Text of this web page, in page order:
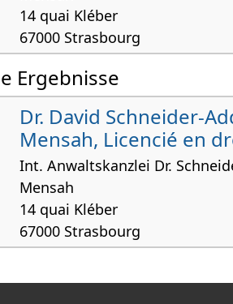
14 quai Kléber
67000 Strasbourg
Droit international privé
Ergebnisse
Dr. David Schneider-
Mensah, Licencié en
Int. Anwaltskanzlei Dr.
Mensah
14 quai Kléber
67000 Strasbourg